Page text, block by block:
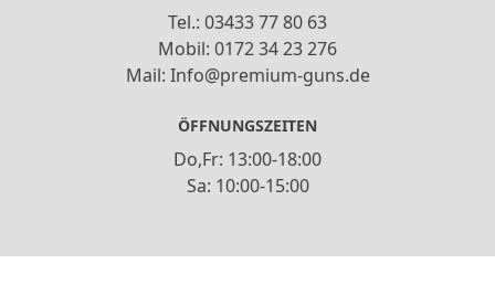
Tel.: 03433 77 80 63
Mobil: 0172 34 23 276
Mail: Info@premium-guns.de
ÖFFNUNGSZEITEN
Do,Fr: 13:00-18:00
Sa: 10:00-15:00